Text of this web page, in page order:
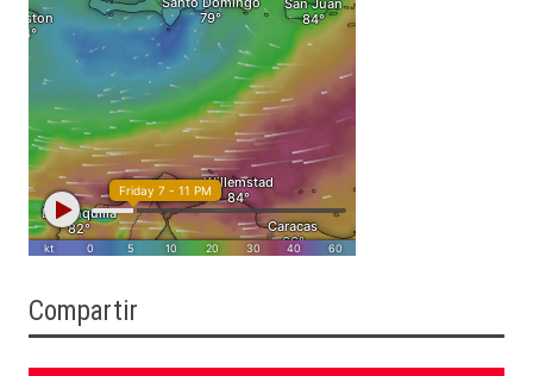
Compartir